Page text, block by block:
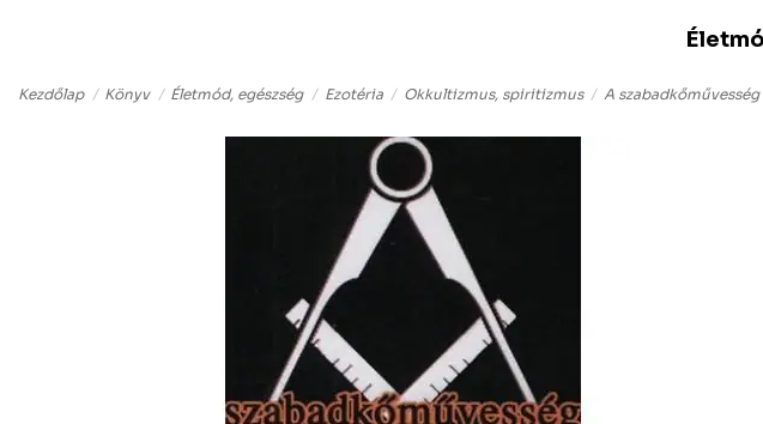
Kezdőlap Könyv Életmód, egészség Ezotéria Okkultizmus, spiritizmus A